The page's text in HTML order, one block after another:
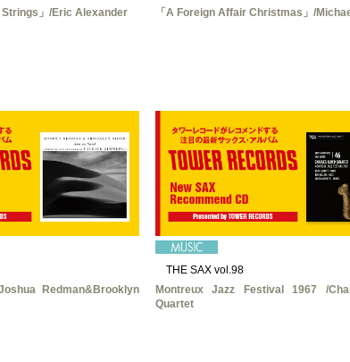
Strings」/Eric Alexander
「A Foreign Affair Christmas」/
Redman&Brooklyn
THE SAX vol.98
Montreux Jazz Festival 1967 /
Quartet